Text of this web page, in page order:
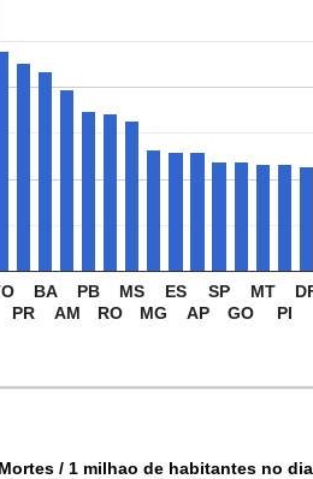
PR
BA
AM
PB
RO
MS
MG
ES
AP
SP
GO
MT
PI
/ 1 milhao de habitantes no